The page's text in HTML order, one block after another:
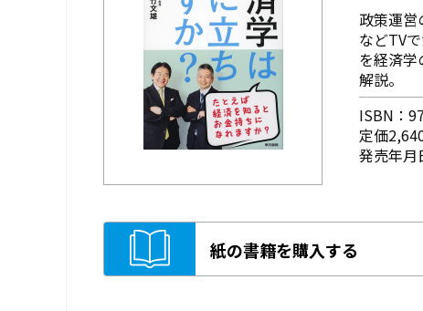
政策運営
などTV
を経済学
解説。
ISBN：
定価
発売年月
紙の書籍を購入する